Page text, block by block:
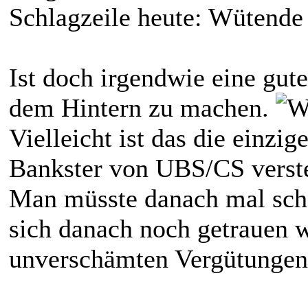
Schlagzeile heute:
Ist doch irgendwie eine
dem Hintern zu machen.
Vielleicht ist das die
Bankster von UBS/CS
Man müsste danach mal
sich danach noch getrauen
unverschämten